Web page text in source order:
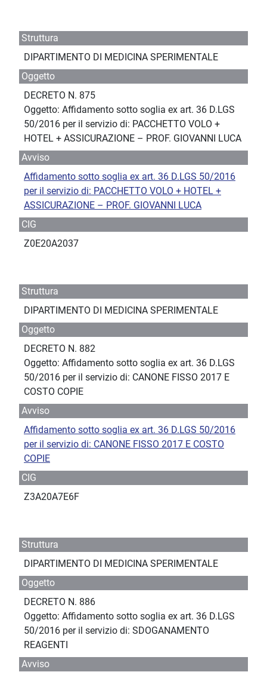
Struttura
DIPARTIMENTO DI MEDICINA SPERIMENTALE
Oggetto
DECRETO N. 875
Oggetto: Affidamento sotto soglia ex art. 36 D.LGS
50/2016 per il servizio di: PACCHETTO VOLO +
HOTEL + ASSICURAZIONE – PROF. GIOVANNI LUCA
Avviso
Affidamento sotto soglia ex art. 36 D.LGS 50/2016
per il servizio di: PACCHETTO VOLO + HOTEL +
ASSICURAZIONE – PROF. GIOVANNI LUCA
CIG
Z0E20A2037
Struttura
DIPARTIMENTO DI MEDICINA SPERIMENTALE
Oggetto
DECRETO N. 882
Oggetto: Affidamento sotto soglia ex art. 36 D.LGS
50/2016 per il servizio di: CANONE FISSO 2017 E
COSTO COPIE
Avviso
Affidamento sotto soglia ex art. 36 D.LGS 50/2016
per il servizio di: CANONE FISSO 2017 E COSTO
COPIE
CIG
Z3A20A7E6F
Struttura
DIPARTIMENTO DI MEDICINA SPERIMENTALE
Oggetto
DECRETO N. 886
Oggetto: Affidamento sotto soglia ex art. 36 D.LGS
50/2016 per il servizio di: SDOGANAMENTO
REAGENTI
Avviso